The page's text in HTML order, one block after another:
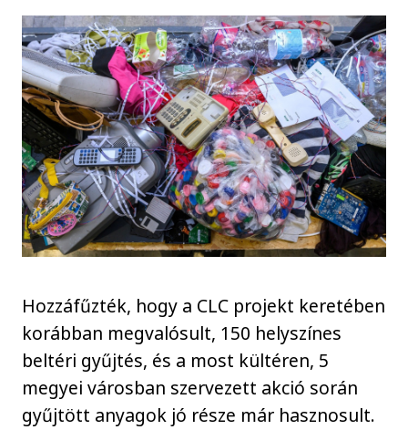
Hozzáfűzték, hogy a CLC projekt keretében
korábban megvalósult, 150 helyszínes
beltéri gyűjtés, és a most kültéren, 5
megyei városban szervezett akció során
gyűjtött anyagok jó része már hasznosult.